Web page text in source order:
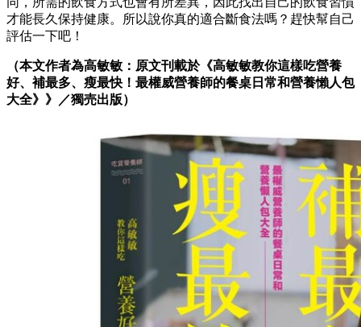
才能長久保持健康。所以說你真的適合斷食法嗎？趕快幫自己
評估一下吧！
（本文作者為高敏敏：原文刊載於《高敏敏教你這樣吃營養
好、補最多、瘦最快！最權威營養師的餐桌日常和營養懶人包
大全》 》／獨売出版）